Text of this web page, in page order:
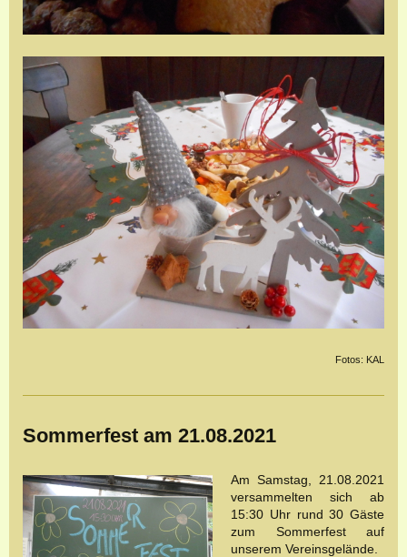
Fotos: KAL
Sommerfest am 21.08.2021
Am Samstag, 21.08.2021
versammelten sich ab
15:30 Uhr rund 30 Gäste
zum Sommerfest auf
unserem Vereinsgelände.